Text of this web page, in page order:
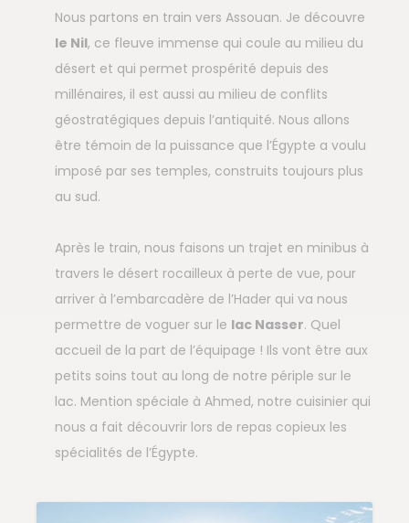
Nous partons en train vers Assouan. Je découvre
le Nil, ce fleuve immense qui coule au milieu du
désert et qui permet prospérité depuis des
millénaires, il est aussi au milieu de conflits
géostratégiques depuis l’antiquité. Nous allons
être témoin de la puissance que l’Égypte a voulu
imposé par ses temples, construits toujours plus
au sud.
Après le train, nous faisons un trajet en minibus à
travers le désert rocailleux à perte de vue, pour
arriver à l’embarcadère de l’Hader qui va nous
permettre de voguer sur le lac Nasser. Quel
accueil de la part de l’équipage ! Ils vont être aux
petits soins tout au long de notre périple sur le
lac. Mention spéciale à Ahmed, notre cuisinier qui
nous a fait découvrir lors de repas copieux les
spécialités de l’Égypte.